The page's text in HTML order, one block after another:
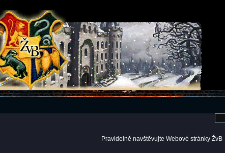
Pravidelně navštěvujte Webové stránky ŽvB